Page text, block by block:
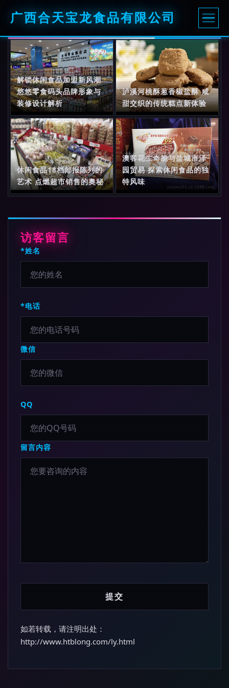
广西合天宝龙食品有限公司
解锁休闲食品加盟新风潮
悠悠零食码头品牌形象与
装修设计解析
泸溪河桃酥葱香椒盐酥 咸
甜交织的传统糕点新体验
休闲食品18档邮报陈列的
艺术 点燃超市销售的奥秘
澳客花生奇脆与盐城市泽
园贸易 探索休闲食品的独
特风味
访客留言
*姓名
*电话
微信
QQ
留言内容
如若转载，请注明出处：
http://www.htblong.com/ly.html